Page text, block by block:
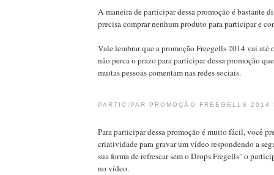
A maneira de participar dessa promoção é bastante
precisa comprar nenhum produto para participar e
Vale lembrar que a promoção Freegells 2014 vai até
não perca o prazo para participar dessa promoção
muitas pessoas comentam nas redes sociais.
PARTICIPAR PROMOÇÃO FREEGELLS 2014
Para participar dessa promoção é muito fácil, você
criatividade para gravar um vídeo respondendo a
sua forma de refrescar sem o Drops Fregells" o
no vídeo.